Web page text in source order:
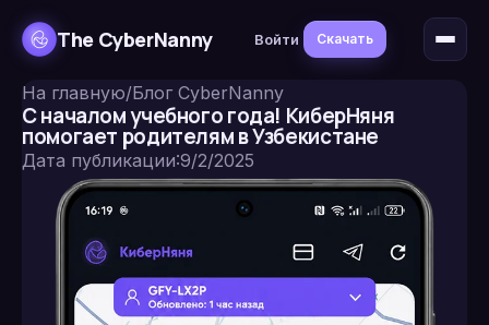
The CyberNanny Войти Скачать
На главную/Блог CyberNanny
С началом учебного года! КиберНяня
помогает родителям в Узбекистане
Дата публикации:9/2/2025